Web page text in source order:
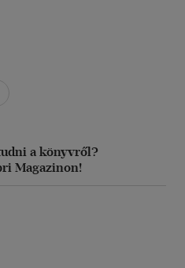
a könyvről?
Magazinon!